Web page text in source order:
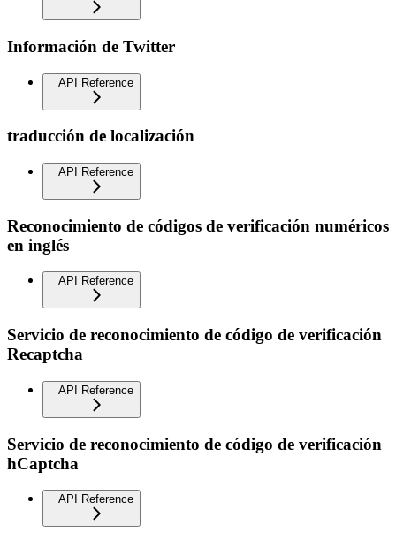
Información de Twitter
API Reference
traducción de localización
API Reference
Reconocimiento de códigos de verificación numéricos
en inglés
API Reference
Servicio de reconocimiento de código de verificación
Recaptcha
API Reference
Servicio de reconocimiento de código de verificación
hCaptcha
API Reference